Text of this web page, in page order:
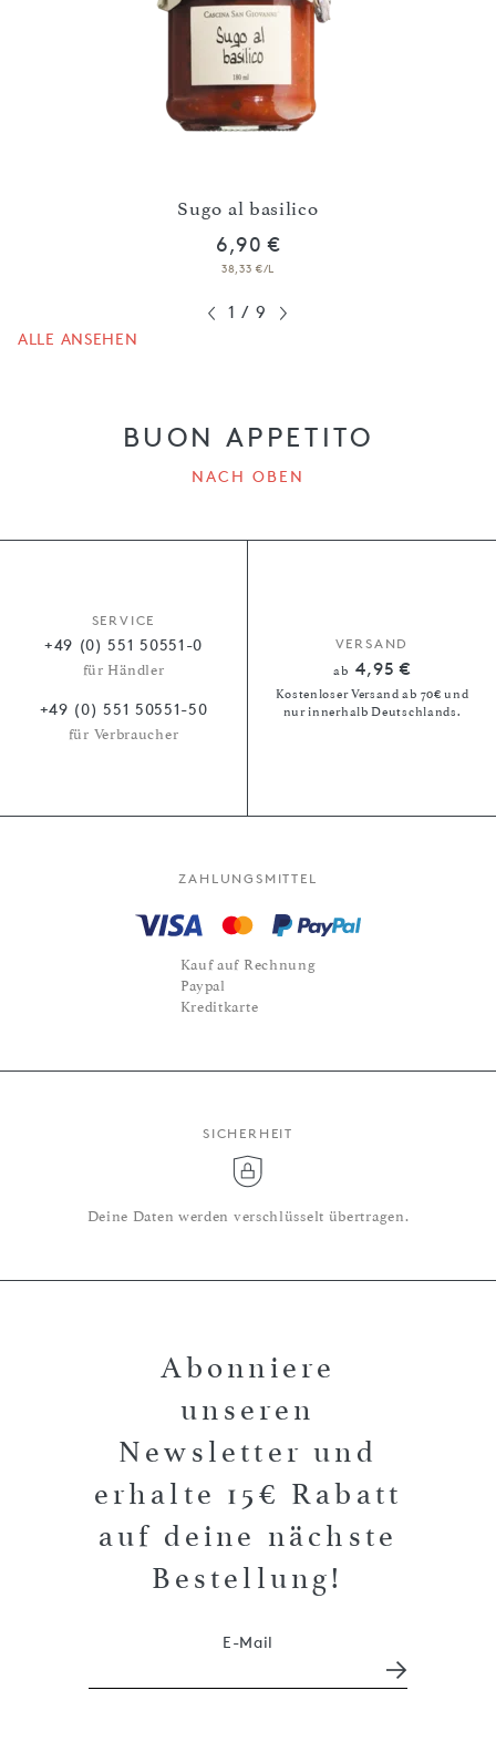
Sugo al basilico
6,90 €
38,33 €/L
1 / 9
ALLE ANSEHEN
BUON APPETITO
NACH OBEN
SERVICE
+49 (0) 551 50551-0
für Händler
+49 (0) 551 50551-50
für Verbraucher
VERSAND
ab 4,95 €
Kostenloser Versand ab 70€ und
nur innerhalb Deutschlands.
ZAHLUNGSMITTEL
Kauf auf Rechnung
Paypal
Kreditkarte
SICHERHEIT
Deine Daten werden verschlüsselt übertragen.
Abonniere
unseren
Newsletter und
erhalte 15€ Rabatt
auf deine nächste
Bestellung!
E-Mail